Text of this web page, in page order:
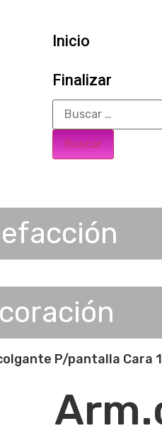
Inicio
Finalizar
P/pantalla Cara